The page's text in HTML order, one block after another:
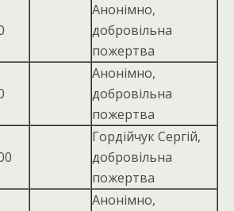
Анонімно,
добровільна
пожертва
Анонімно,
добровільна
пожертва
Гордійчук Сергій,
добровільна
пожертва
Анонімно,